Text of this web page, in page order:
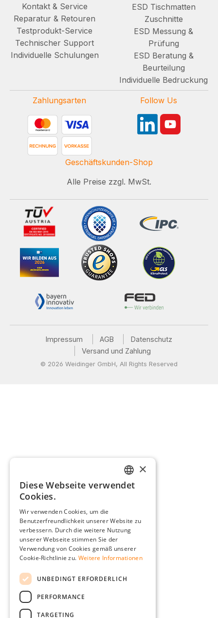
Kontakt & Service
Reparatur & Retouren
Testprodukt-Service
Technischer Support
Individuelle Schulungen
ESD Tischmatten
Zuschnitte
ESD Messung &
Prüfung
ESD Beratung &
Beurteilung
Individuelle Bedruckung
Zahlungsarten Follow Us
Geschäftskunden-Shop
Alle Preise zzgl. MwSt.
Impressum AGB
Datenschutz
Versand und Zahlung
© 2026 Weidinger GmbH, All Rights Reserved
GERMAN
FRENCH
DUTCH
×
Diese Webseite verwendet
Cookies.
Wir verwenden Cookies, um die
Benutzerfreundlichkeit unserer Website zu
verbessern. Durch die weitere Nutzung
unserer Webseite stimmen Sie der
Verwendung von Cookies gemäß unserer
Cookie-Richtlinie zu. Weitere Informationen
UNBEDINGT ERFORDERLICH
PERFORMANCE
TARGETING